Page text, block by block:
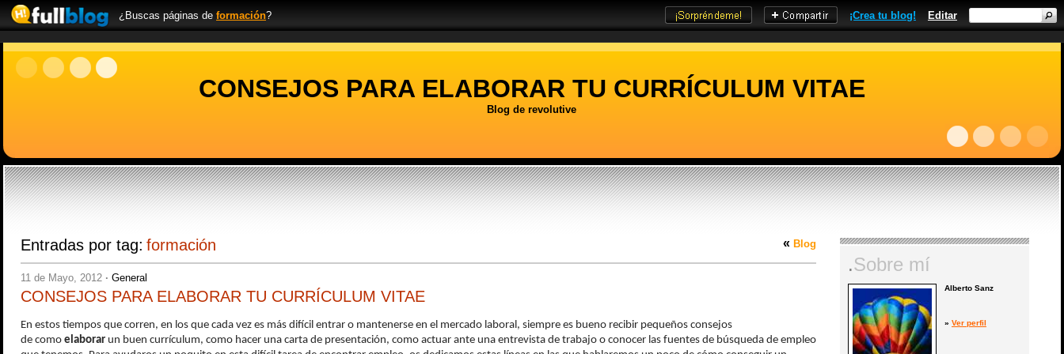
Editar
¡Crea tu blog!
¿Buscas páginas de formación?
CONSEJOS PARA ELABORAR TU CURRÍCULUM VITAE
Blog de revolutive
« Blog
Entradas por tag: formación
11 de Mayo, 2012 · General
CONSEJOS PARA ELABORAR TU CURRÍCULUM VITAE
En estos tiempos que corren, en los que cada vez es más difícil entrar o mantenerse en el mercado laboral, siempre es bueno recibir pequeños consejos
de como elaborar un buen currículum, como hacer una carta de presentación, como actuar ante una entrevista de trabajo o conocer las fuentes de búsqueda de empleo
.Sobre mí
Alberto Sanz
» Ver perfil